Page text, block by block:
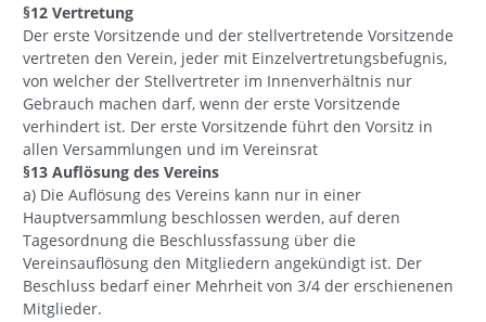
§12 Vertretung
Der erste Vorsitzende und der stellvertretende Vorsitzende
vertreten den Verein, jeder mit Einzelvertretungsbefugnis,
von welcher der Stellvertreter im Innenverhältnis nur
Gebrauch machen darf, wenn der erste Vorsitzende
verhindert ist. Der erste Vorsitzende führt den Vorsitz in
allen Versammlungen und im Vereinsrat
§13 Auflösung des Vereins
a) Die Auflösung des Vereins kann nur in einer
Hauptversammlung beschlossen werden, auf deren
Tagesordnung die Beschlussfassung über die
Vereinsauflösung den Mitgliedern angekündigt ist. Der
Beschluss bedarf einer Mehrheit von 3/4 der erschienenen
Mitglieder.